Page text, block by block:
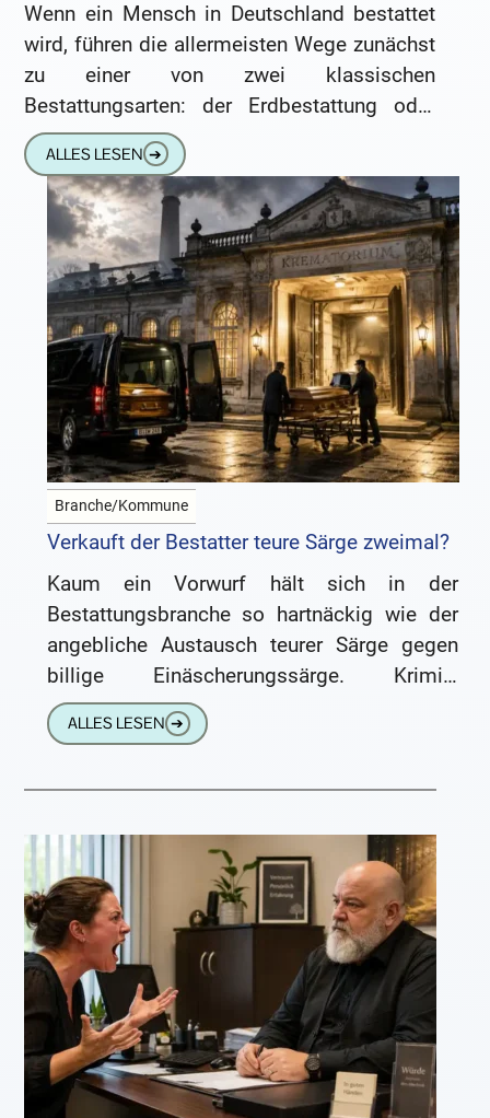
Wenn ein Mensch in Deutschland bestattet
wird, führen die allermeisten Wege zunächst
zu einer von zwei klassischen
Bestattungsarten: der Erdbestattung oder
der Feuerbestattung. Nach einer
Einäscherung eröffnen sich allerdings
deutlich
ALLES LESEN ➔
Branche/Kommune
Verkauft der Bestatter teure Särge zweimal?
Kaum ein Vorwurf hält sich in der
Bestattungsbranche so hartnäckig wie der
angebliche Austausch teurer Särge gegen
billige Einäscherungssärge. Krimis,
Fernsehserien und Erzählungen nach dem
Motto „Ich kenne jemanden, der
ALLES LESEN ➔